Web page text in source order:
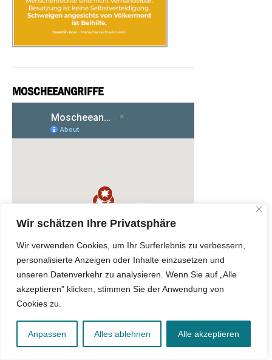
Wir schätzen Ihre Privatsphäre
Wir verwenden Cookies, um Ihr Surferlebnis zu verbessern,
personalisierte Anzeigen oder Inhalte einzusetzen und
unseren Datenverkehr zu analysieren. Wenn Sie auf „Alle
akzeptieren" klicken, stimmen Sie der Anwendung von
Cookies zu.
Anpassen Alles ablehnen Alle akzeptieren
MOSCHEEANGRIFFE